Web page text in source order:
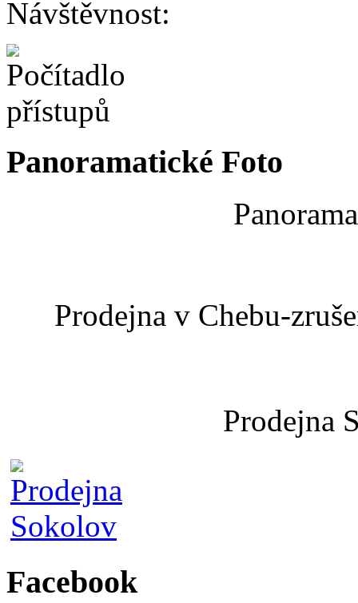
Návštěvnost:
Panoramatické Foto
Prodejna v Chebu-
Prodejna
Facebook